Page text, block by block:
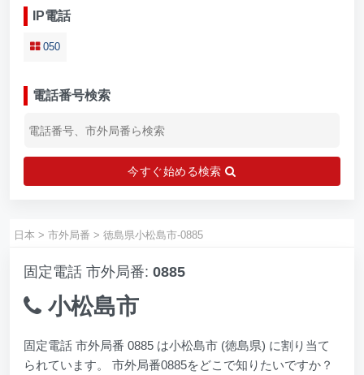
IP電話
050
電話番号検索
今すぐ始める検索
日本 > 市外局番 > 徳島県小松島市-0885
固定電話 市外局番: 0885
小松島市
固定電話 市外局番 0885 は小松島市 (徳島県) に割り当て
られています。 市外局番0885をどこで知りたいですか？